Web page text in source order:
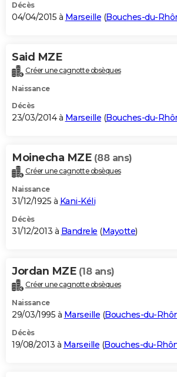
Décès
04/04/2015 à Marseille (Bouches-du-
Said MZE
Créer une cagnotte obsèques
Naissance
Décès
23/03/2014 à Marseille (Bouches-du-
Moinecha MZE (88 ans)
Créer une cagnotte obsèques
Naissance
31/12/1925 à Kani-Kéli
Décès
31/12/2013 à Bandrele (Mayotte)
Jordan MZE (18 ans)
Créer une cagnotte obsèques
Naissance
29/03/1995 à Marseille (Bouches-du-
Décès
19/08/2013 à Marseille (Bouches-du-